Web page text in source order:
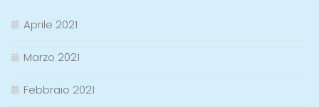
Aprile 2021
Marzo 2021
Febbraio 2021